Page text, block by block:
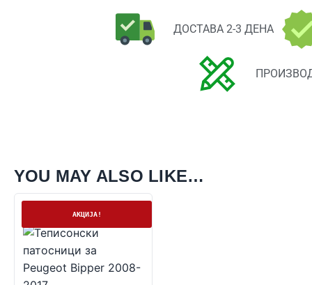
ДОСТАВА 2-3 ДЕНА
YOU MAY ALSO LIKE…
АКЦИЈА!